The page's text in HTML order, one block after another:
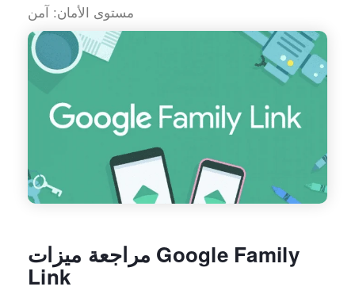
مستوى الأمان: آمن
مراجعة ميزات Google Family
Link